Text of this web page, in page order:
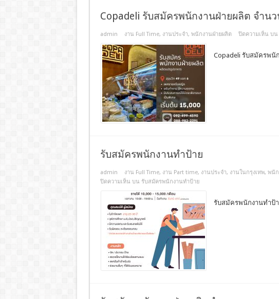
Copadeli รับสมัครพนักงานฝ่ายผลิต จำน
admin งาน Full Time, งานประจํา, พนักงานฝ่ายผลิต ปิดความเห็น บน
Copadeli รับสมัครพนั
รับสมัครพนักงานทำป้าย
admin งาน Full Time, งาน Part time, งานประจํา, งานในกรุงเทพ, พนัก
ปิดความเห็น บน รับสมัครพนักงานทำป้าย
รับสมัครพนักงานทำป้